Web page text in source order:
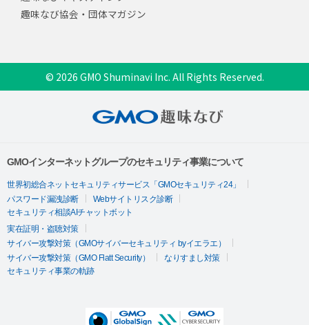
趣味なび協会・団体マガジン
© 2026 GMO Shuminavi Inc. All Rights Reserved.